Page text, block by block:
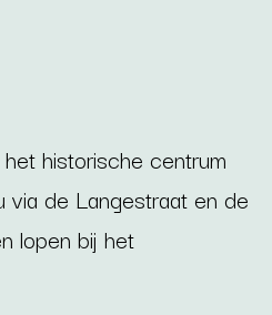
historische centrum
de Langestraat en de
lopen bij het